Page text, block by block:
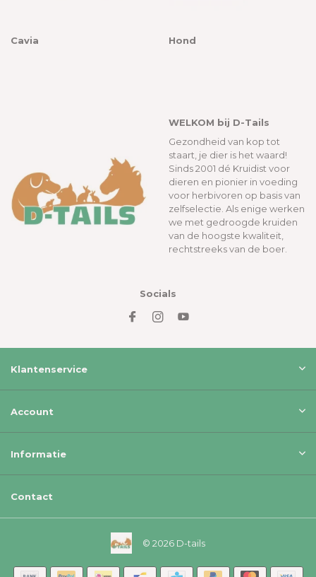
Cavia Hond
WELKOM bij D-Tails
Gezondheid van kop tot
staart, je dier is het waard!
Sinds 2001 dé Kruidist voor
dieren en pionier in voeding
voor herbivoren op basis van
zelfselectie. Als enige werken
we met gedroogde kruiden
van de hoogste kwaliteit,
rechtstreeks van de boer.
Socials
Klantenservice
Account
Informatie
Contact
© 2026 D-tails